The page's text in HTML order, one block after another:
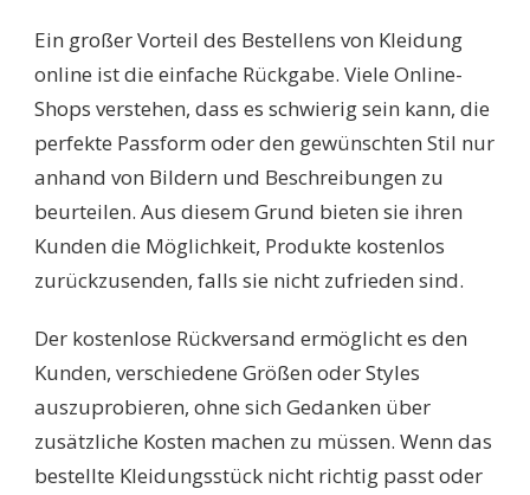
Ein großer Vorteil des Bestellens von Kleidung
online ist die einfache Rückgabe. Viele Online-
Shops verstehen, dass es schwierig sein kann, die
perfekte Passform oder den gewünschten Stil nur
anhand von Bildern und Beschreibungen zu
beurteilen. Aus diesem Grund bieten sie ihren
Kunden die Möglichkeit, Produkte kostenlos
zurückzusenden, falls sie nicht zufrieden sind.
Der kostenlose Rückversand ermöglicht es den
Kunden, verschiedene Größen oder Styles
auszuprobieren, ohne sich Gedanken über
zusätzliche Kosten machen zu müssen. Wenn das
bestellte Kleidungsstück nicht richtig passt oder